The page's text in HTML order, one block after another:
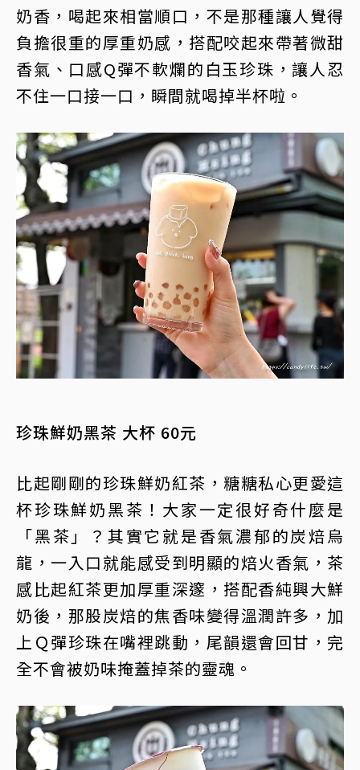
奶香，喝起來相當順口，不是那種讓人覺得
負擔很重的厚重奶感，搭配咬起來帶著微甜
香氣、口感Q彈不軟爛的白玉珍珠，讓人忍
不住一口接一口，瞬間就喝掉半杯啦。
珍珠鮮奶黑茶 大杯 60元
比起剛剛的珍珠鮮奶紅茶，糖糖私心更愛這
杯珍珠鮮奶黑茶！大家一定很好奇什麼是
「黑茶」？其實它就是香氣濃郁的炭焙烏
龍，一入口就能感受到明顯的焙火香氣，茶
感比起紅茶更加厚重深邃，搭配香純興大鮮
奶後，那股炭焙的焦香味變得溫潤許多，加
上Ｑ彈珍珠在嘴裡跳動，尾韻還會回甘，完
全不會被奶味掩蓋掉茶的靈魂。